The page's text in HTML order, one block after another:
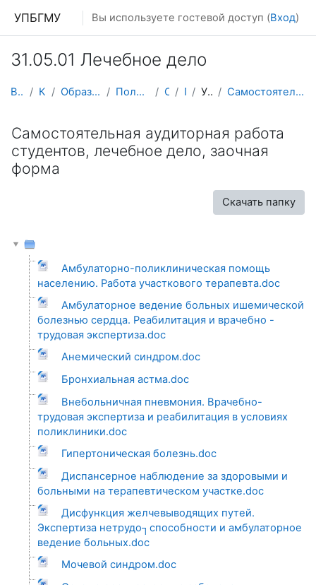
УПБГМУ Вы используете гостевой доступ (Вход)
31.05.01 Лечебное дело
В начало Кафедры Образование 2025-2026 уч.год Поликлинической терапии О курсе ПТЛФ УММ 2013 г. Самостоятельная аудиторная работа студентов, лечеб...
Самостоятельная аудиторная работа
студентов, лечебное дело, заочная
форма
Скачать папку
Амбулаторно-поликлиническая помощь
населению. Работа участкового терапевта.doc
Амбулаторное ведение больных ишемической
болезнью сердца. Реабилитация и врачебно -
трудовая экспертиза.doc
Анемический синдром.doc
Бронхиальная астма.doc
Внебольничная пневмония. Врачебно-
трудовая экспертиза и реабилитация в условиях
поликлиники.doc
Гипертоническая болезнь.doc
Диспансерное наблюдение за здоровыми и
больными на терапевтическом участке.doc
Дисфункция желчевыводящих путей.
Экспертиза нетрудо┐способности и амбулаторное
ведение больных.doc
Мочевой синдром.doc